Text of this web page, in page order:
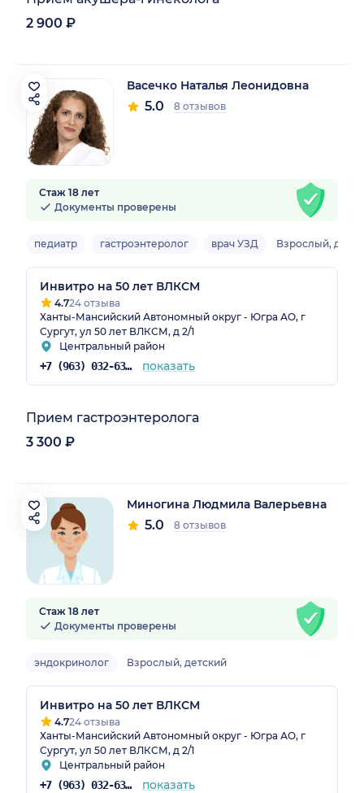
2 900 ₽
Васечко Наталья Леонидовна
5.0 8 отзывов
Стаж 18 лет
Документы проверены
педиатр гастроэнтеролог врач УЗД Взрослый,
Инвитро на 50 лет ВЛКСМ
4.724 отзыва
Ханты-Мансийский Автономный округ - Югра АО, г
Сургут, ул 50 лет ВЛКСМ, д 2/1
Центральный район
+7 (963) 032-63-92 показать
Прием гастроэнтеролога
3 300 ₽
Миногина Людмила Валерьевна
5.0 8 отзывов
Стаж 18 лет
Документы проверены
эндокринолог Взрослый, детский
Инвитро на 50 лет ВЛКСМ
4.724 отзыва
Ханты-Мансийский Автономный округ - Югра АО, г
Сургут, ул 50 лет ВЛКСМ, д 2/1
Центральный район
+7 (963) 032-63-92 показать